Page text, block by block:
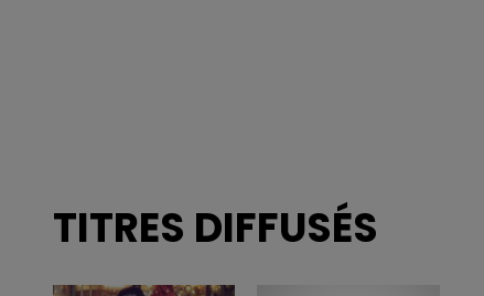
TITRES DIFFUSÉS